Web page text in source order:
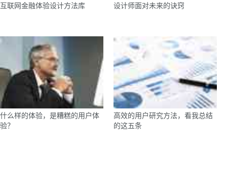
互联网金融体验设计方法库 设计师面对未来的诀窍
什么样的体验，是糟糕的用户体
验？
高效的用户研究方法，看我总结
的这五条